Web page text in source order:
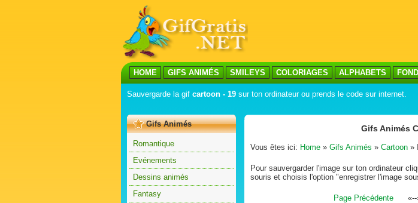
HOME GIFS ANIMÉS SMILEYS COLORIAGES ALPHABETS
Sauvergarde la gif cartoon - 19 sur ton ordinateur ou prends le code sur internet.
Gifs Animés
Romantique
Evénements
Dessins animés
Fantasy
Gifs Animés
Vous êtes ici: Home » Gifs Animés » Cartoon »
Pour sauvergarder l'image sur ton ordinateur
souris et choisis l'option "enregistrer l'image
Page Précédente